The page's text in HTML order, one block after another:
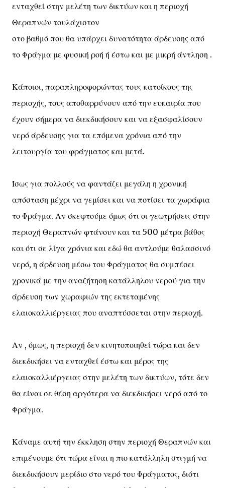
ενταχθεί στην μελέτη των δικτύων και η περιοχή
Θεραπνών τουλάχιστον
στο βαθμό που θα υπάρχει δυνατότητα άρδευσης από
το Φράγμα με φυσική ροή ή έστω και με μικρή άντληση .
Κάποιοι, παραπληροφορώντας τους κατοίκους της
περιοχής, τους αποθαρρύνουν από την ευκαιρία που
έχουν σήμερα να διεκδικήσουν και να εξασφαλίσουν
νερό άρδευσης για τα επόμενα χρόνια από την
λειτουργία του φράγματος και μετά.
Ίσως για πολλούς να φαντάζει μεγάλη η χρονική
απόσταση μέχρι να γεμίσει και να ποτίσει τα χωράφια
το Φράγμα. Αν σκεφτούμε όμως ότι οι γεωτρήσεις στην
περιοχή Θεραπνών φτάνουν και τα 500 μέτρα βάθος
και ότι σε λίγα χρόνια και εδώ θα αντλούμε θαλασσινό
νερό, η άρδευση μέσω του Φράγματος θα συμπέσει
χρονικά με την αναζήτηση κατάλληλου νερού για την
άρδευση των χωραφιών της εκτεταμένης
ελαιοκαλλιέργειας που αναπτύσσεται στην περιοχή.
Αν , όμως, η περιοχή δεν κινητοποιηθεί τώρα και δεν
διεκδικήσει να ενταχθεί έστω και μέρος της
ελαιοκαλλιέργειας στην μελέτη των δικτύων, τότε δεν
θα είναι σε θέση αργότερα να διεκδικήσει νερό από το
Φράγμα.
Κάναμε αυτή την έκκληση στην περιοχή Θεραπνών και
επιμένουμε ότι τώρα είναι η πιο κατάλληλη στιγμή να
διεκδικήσουν μερίδιο στο νερό του Φράγματος, διότι